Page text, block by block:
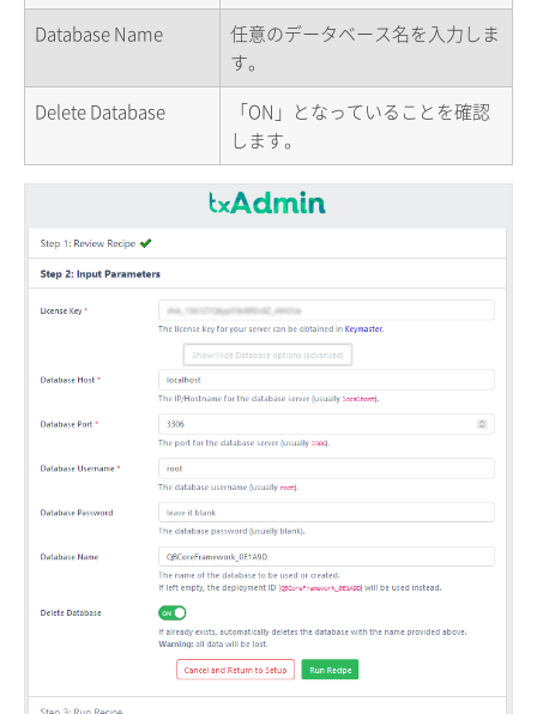
Database Name
任意のデータベース名を入力しま
す。
Delete Database
「ON」となっていることを確認
します。